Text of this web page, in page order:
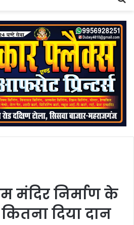
मंदिर निर्माण के
दिया दान